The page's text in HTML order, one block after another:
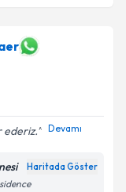
talebi
almanız için bir
Aydınlatma
ederiz. Devamı
Haritada Göster